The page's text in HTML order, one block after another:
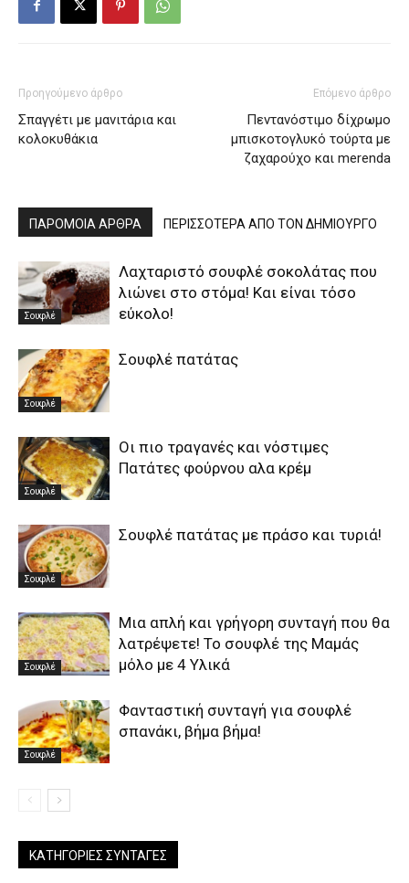
Προηγούμενο άρθρο
Σπαγγέτι με μανιτάρια και
κολοκυθάκια
Επόμενο άρθρο
Πεντανόστιμο δίχρωμο
μπισκοτογλυκό τούρτα με
ζαχαρούχο και merenda
ΠΑΡΟΜΟΙΑ ΑΡΘΡΑ ΠΕΡΙΣΣΟΤΕΡΑ ΑΠΟ ΤΟΝ ΔΗΜΙΟΥΡΓΟ
Σουφλέ
Λαχταριστό σουφλέ σοκολάτας που
λιώνει στο στόμα! Και είναι τόσο
εύκολο!
Σουφλέ
Σουφλέ πατάτας
Σουφλέ
Οι πιο τραγανές και νόστιμες
Πατάτες φούρνου αλα κρέμ
Σουφλέ
Σουφλέ πατάτας με πράσο και τυριά!
Σουφλέ
Μια απλή και γρήγορη συνταγή που θα
λατρέψετε! Το σουφλέ της Μαμάς
μόλο με 4 Υλικά
Σουφλέ
Φανταστική συνταγή για σουφλέ
σπανάκι, βήμα βήμα!
ΚΑΤΗΓΟΡΊΕΣ ΣΥΝΤΑΓΈΣ